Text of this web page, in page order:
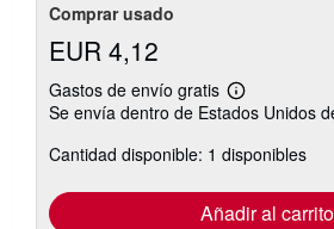
Comprar usado
EUR 4,12
Gastos de envío gratis
Más
información
las
tarifas
envío
Se envía dentro de Estados Unidos
Cantidad disponible: 1 disponibles
Añadir al carrito